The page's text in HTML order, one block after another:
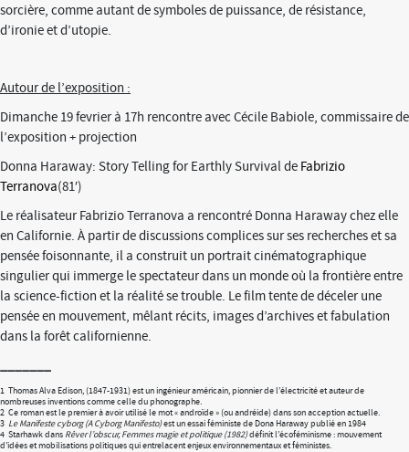
sorcière, comme autant de symboles de puissance, de résistance,
d’ironie et d’utopie.
Autour de l’exposition :
Dimanche 19 fevrier à 17h rencontre avec Cécile Babiole, commissaire de
l’exposition + projection
Donna Haraway: Story Telling for Earthly Survival de Fabrizio
Terranova(81′)
Le réalisateur Fabrizio Terranova a rencontré Donna Haraway chez elle
en Californie. À partir de discussions complices sur ses recherches et sa
pensée foisonnante, il a construit un portrait cinématographique
singulier qui immerge le spectateur dans un monde où la frontière entre
la science-fiction et la réalité se trouble. Le film tente de déceler une
pensée en mouvement, mêlant récits, images d’archives et fabulation
dans la forêt californienne.
_______
1 Thomas Alva Edison, (1847-1931) est un ingénieur américain, pionnier de l’électricité et auteur de
nombreuses inventions comme celle du phonographe.
2 Ce roman est le premier à avoir utilisé le mot « androïde » (ou andréide) dans son acception actuelle.
3 Le Manifeste cyborg (A Cyborg Manifesto)est un essai féministe de Dona Haraway publié en 1984
4 Starhawk dans Rêver l’obscur, Femmes magie et politique (1982)définit l’écoféminisme : mouvement
d’idées et mobilisations politiques qui entrelacent enjeux environnementaux et féministes.